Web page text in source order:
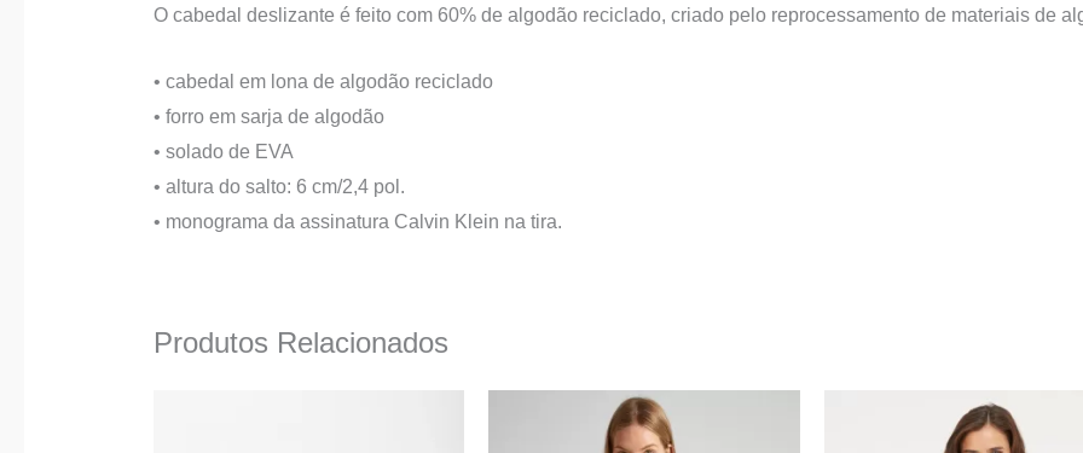
O cabedal deslizante é feito com 60% de algodão reciclado, criado pelo reprocessamento de materiais de
• cabedal em lona de algodão reciclado
• forro em sarja de algodão
• solado de EVA
• altura do salto: 6 cm/2,4 pol.
• monograma da assinatura Calvin Klein na tira.
Produtos Relacionados
original
O
preço
atual
product
original
preço
atual
This
product